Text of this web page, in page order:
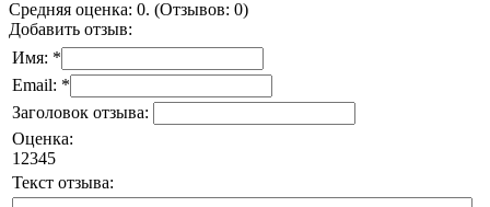
Средняя оценка: 0. (Отзывов: 0)
Добавить отзыв:
Имя: *
Email: *
Заголовок отзыва:
Оценка:
1 2345
Текст отзыва: